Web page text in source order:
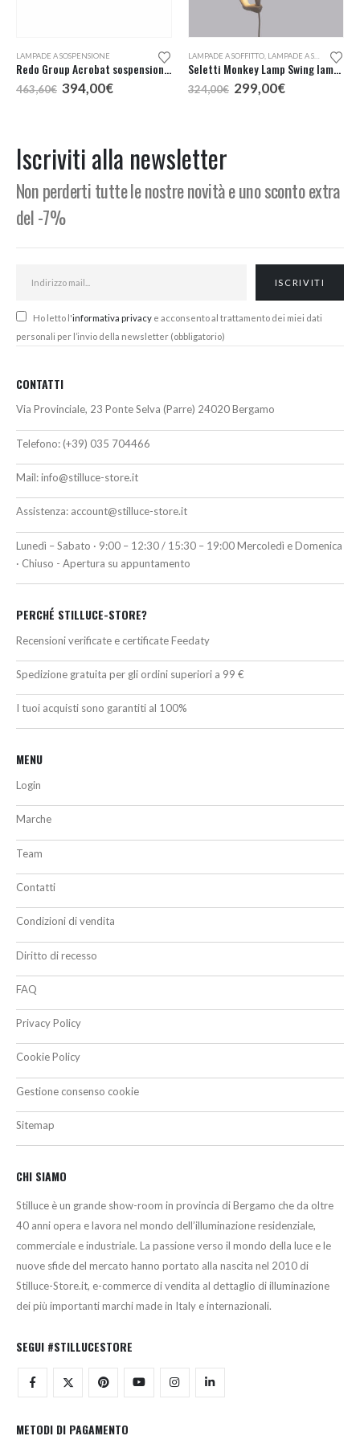
LAMPADE A SOSPENSIONE
Redo Group Acrobat sospensione LED
463,60€ Il
prezzo
394,00€Il
LAMPADE A SOFFITTO LAMPADE A SOSPENSIONE
Seletti Monkey Lamp Swing lampada a sospensione
324,00€ Il
prezzo
299,00€Il
Iscriviti alla newsletter
Non perderti tutte le nostre novità e uno sconto extra
del -7%
Ho letto l'informativa privacy e acconsento al trattamento dei miei dati
personali per l’invio della newsletter (obbligatorio)
CONTATTI
Via Provinciale, 23 Ponte Selva (Parre) 24020 Bergamo
Telefono: (+39) 035 704466
Mail:info@stilluce-store.it
Assistenza: account@stilluce-store.it
Lunedì – Sabato · 9:00 – 12:30 / 15:30 – 19:00 Mercoledì e Domenica
· Chiuso - Apertura su appuntamento
PERCHÉ STILLUCE-STORE?
Recensioni verificate e certificate Feedaty
Spedizione gratuita per gli ordini superiori a 99 €
I tuoi acquisti sono garantiti al 100%
MENU
Login
Marche
Team
Contatti
Condizioni di vendita
Diritto di recesso
FAQ
Privacy Policy
Cookie Policy
Gestione consenso cookie
Sitemap
CHI SIAMO
Stilluce è un grande show-room in provincia di Bergamo che da oltre
40 anni opera e lavora nel mondo dell’illuminazione residenziale,
commerciale e industriale. La passione verso il mondo della luce e le
nuove sfide del mercato hanno portato alla nascita nel 2010 di
Stilluce-Store.it, e-commerce di vendita al dettaglio di illuminazione
dei più importanti marchi made in Italy e internazionali.
SEGUI #STILLUCESTORE
METODI DI PAGAMENTO